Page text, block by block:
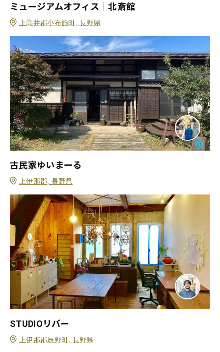
ミュージアムオフィス｜北斎館
上高井郡小布施町, 長野県
古民家ゆいまーる
上伊那郡, 長野県
STUDIOリバー
上伊那郡辰野町, 長野県